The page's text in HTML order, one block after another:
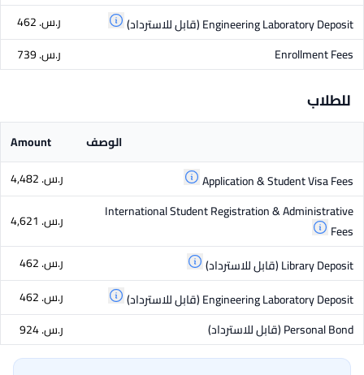
Engineering Laboratory Deposit(قابل للاسترداد)
ر.س.‏ 462
Enrollment Fees
ر.س.‏ 739
للطلاب
الوصف
Amount
Application & Student Visa Fees
ر.س.‏ 4,482
International Student Registration & Administrative
Fees
ر.س.‏ 4,621
Library Deposit(قابل للاسترداد)
ر.س.‏ 462
Engineering Laboratory Deposit(قابل للاسترداد)
ر.س.‏ 462
Personal Bond(قابل للاسترداد) ر.س.‏ 924